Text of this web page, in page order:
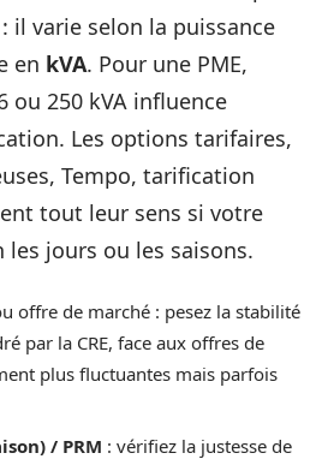
il varie selon la puissance
en kVA. Pour une PME,
ou 250 kVA influence
Les options tarifaires,
Tempo, tarification
tout leur sens si votre
les jours ou les saisons.
offre de marché : pesez la stabilité
par la CRE, face aux offres de
plus fluctuantes mais parfois
/ PRM : vérifiez la justesse de